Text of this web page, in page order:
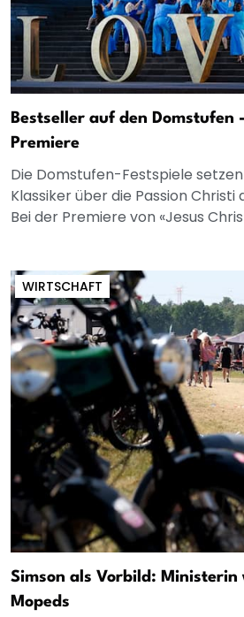
Bestseller auf den Domstufen
Premiere
Die Domstufen-Festspiele
Klassiker über die Passion Christi
Bei der Premiere von «Jesus
WIRTSCHAFT
Simson als Vorbild: Ministerin
Mopeds